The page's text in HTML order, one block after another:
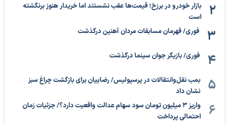
بازار خودرو در برزخ؛ قیمت‌ها عقب نشستند اما خریدار هنوز برنگشته
است
فوری/ قهرمان مسابقات مردان آهنین درگذشت
فوری/ بازیگر جوان سینما درگذشت
بمب نقل‌وانتقالات در پرسپولیس/ رضاییان برای بازگشت چراغ سبز
نشان داد
واریز ۳ میلیون تومان سود سهام عدالت واقعیت دارد؟/ جزئیات زمان
احتمالی پرداخت